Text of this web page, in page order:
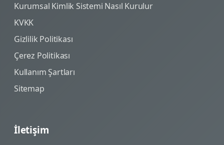
Kurumsal Kimlik Sistemi Nasıl Kurulur
KVKK
Gizlilik Politikası
Çerez Politikası
Kullanım Şartları
Sitemap
İletişim